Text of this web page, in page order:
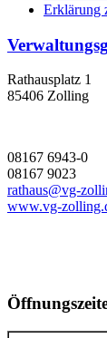
Erklärung
Rathausplatz 1
85406 Zolling
08167 6943-0
08167 9023
rathaus@vg-
www.vg-